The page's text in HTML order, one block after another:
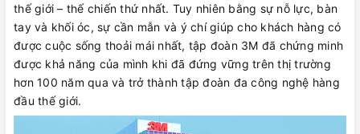
thế giới – thế chiến thứ nhất. Tuy nhiên bằng sự nỗ lực, bàn
tay và khối óc, sự cần mẫn và ý chí giúp cho khách hàng có
được cuộc sống thoải mái nhất, tập đoàn 3M đã chứng minh
được khả năng của mình khi đã đứng vững trên thị trường
hơn 100 năm qua và trở thành tập đoàn đa công nghệ hàng
đầu thế giới.